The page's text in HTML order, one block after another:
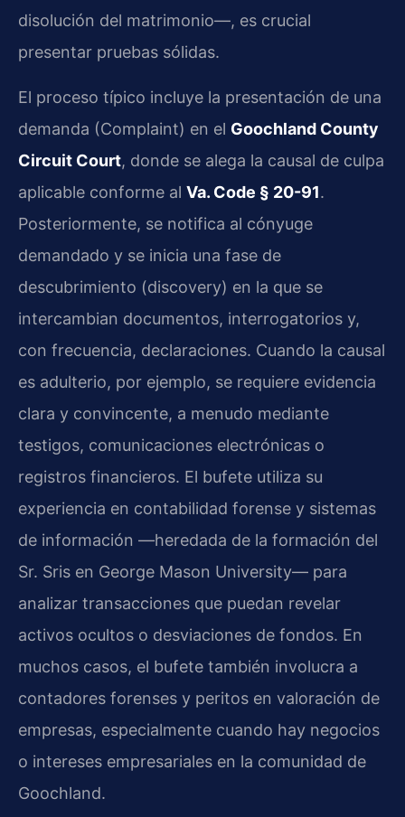
disolución del matrimonio—, es crucial
presentar pruebas sólidas.
El proceso típico incluye la presentación de una
demanda (Complaint) en el Goochland County
Circuit Court, donde se alega la causal de culpa
aplicable conforme al Va. Code § 20-91.
Posteriormente, se notifica al cónyuge
demandado y se inicia una fase de
descubrimiento (discovery) en la que se
intercambian documentos, interrogatorios y,
con frecuencia, declaraciones. Cuando la causal
es adulterio, por ejemplo, se requiere evidencia
clara y convincente, a menudo mediante
testigos, comunicaciones electrónicas o
registros financieros. El bufete utiliza su
experiencia en contabilidad forense y sistemas
de información —heredada de la formación del
Sr. Sris en George Mason University— para
analizar transacciones que puedan revelar
activos ocultos o desviaciones de fondos. En
muchos casos, el bufete también involucra a
contadores forenses y peritos en valoración de
empresas, especialmente cuando hay negocios
o intereses empresariales en la comunidad de
Goochland.